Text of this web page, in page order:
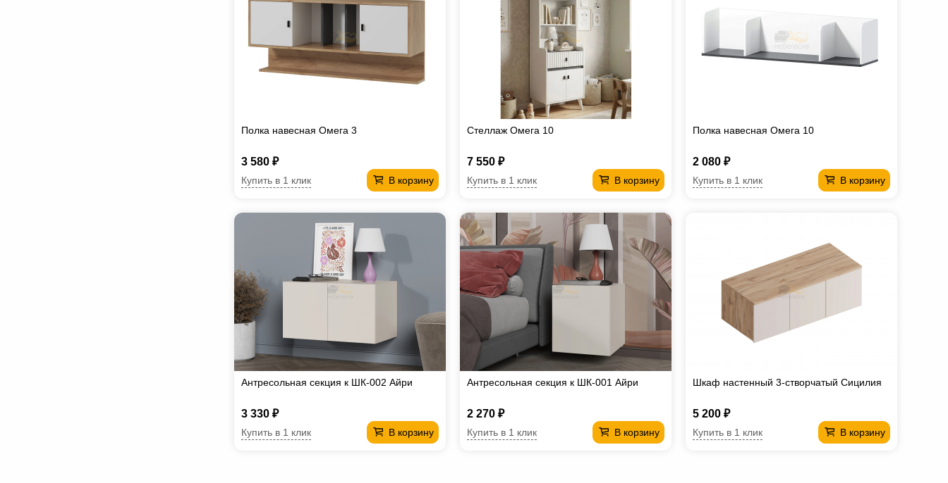
Полка навесная Омега 3
3 580 ₽
В корзину
Купить в 1 клик
Стеллаж Омега 10
7 550 ₽
В корзину
Купить в 1 клик
Полка навесная Омега 10
2 080 ₽
В корзину
Купить в 1 клик
Антресольная секция к ШК-002 Айри
3 330 ₽
В корзину
Купить в 1 клик
Антресольная секция к ШК-001 Айри
2 270 ₽
В корзину
Купить в 1 клик
Шкаф настенный 3-створчатый Сицилия
5 200 ₽
В корзину
Купить в 1 клик